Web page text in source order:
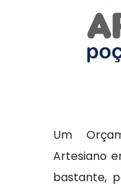
Um
Artesiano
bastante,